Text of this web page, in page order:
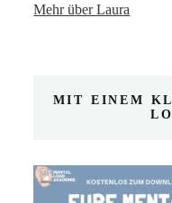
Mehr über Laura
MIT EINEM